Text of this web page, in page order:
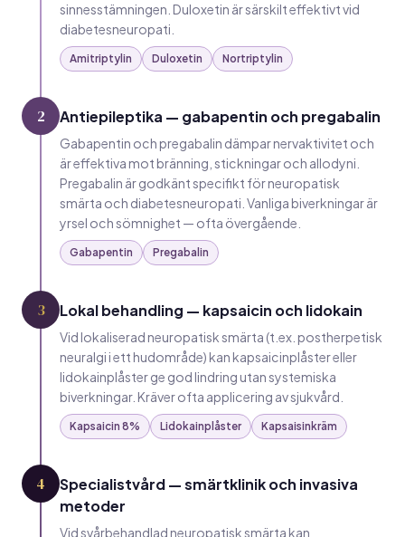
sinnesstämningen. Duloxetin är särskilt effektivt vid
diabetesneuropati.
Amitriptylin Duloxetin Nortriptylin
2 Antiepileptika — gabapentin och pregabalin
Gabapentin och pregabalin dämpar nervaktivitet och
är effektiva mot bränning, stickningar och allodyni.
Pregabalin är godkänt specifikt för neuropatisk
smärta och diabetesneuropati. Vanliga biverkningar är
yrsel och sömnighet — ofta övergående.
Gabapentin Pregabalin
3 Lokal behandling — kapsaicin och lidokain
Vid lokaliserad neuropatisk smärta (t.ex. postherpetisk
neuralgi i ett hudområde) kan kapsaicinplåster eller
lidokainplåster ge god lindring utan systemiska
biverkningar. Kräver ofta applicering av sjukvård.
Kapsaicin 8% Lidokainplåster Kapsaisinkräm
4
Specialistvård — smärtklinik och invasiva
metoder
Vid svårbehandlad neuropatisk smärta kan